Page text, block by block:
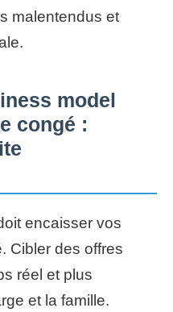
malentendus et
model
congé :
encaisser vos
Cibler des offres
réel et plus
et la famille.